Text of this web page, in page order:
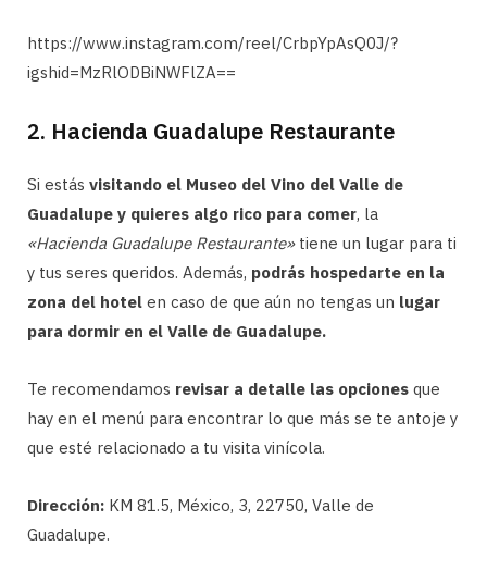
https://www.instagram.com/reel/CrbpYpAsQ0J/?
igshid=MzRlODBiNWFlZA==
2. Hacienda Guadalupe Restaurante
Si estás visitando el Museo del Vino del Valle de
Guadalupe y quieres algo rico para comer, la
«Hacienda Guadalupe Restaurante»tiene un lugar para ti
y tus seres queridos. Además, podrás hospedarte en la
zona del hotel en caso de que aún no tengas un lugar
para dormir en el Valle de Guadalupe.
Te recomendamos revisar a detalle las opciones que
hay en el menú para encontrar lo que más se te antoje y
que esté relacionado a tu visita vinícola.
Dirección: KM 81.5, México, 3, 22750, Valle de
Guadalupe.